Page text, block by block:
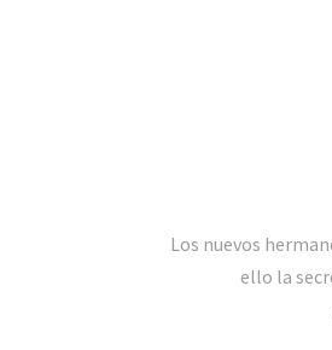
Los nuevos
ello la